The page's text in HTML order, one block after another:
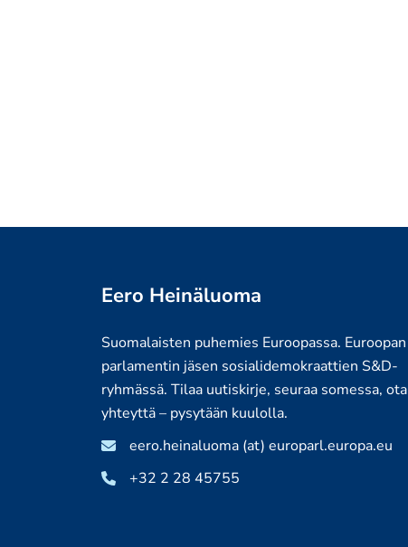
Eero Heinäluoma
Suomalaisten puhemies Euroopassa. Euroopan
parlamentin jäsen sosialidemokraattien S&D-
ryhmässä. Tilaa uutiskirje, seuraa somessa, ota
yhteyttä – pysytään kuulolla.
eero.heinaluoma (at) europarl.europa.eu
+32 2 28 45755